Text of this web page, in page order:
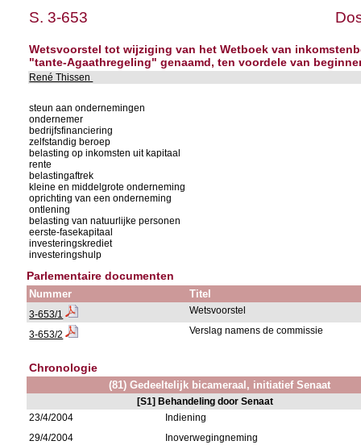
S. 3-653
Wetsvoorstel tot wijziging van het Wetboek van
"tante-Agaathregeling" genaamd, ten voordele van
René Thissen
steun aan ondernemingen
ondernemer
bedrijfsfinanciering
zelfstandig beroep
belasting op inkomsten uit kapitaal
rente
belastingaftrek
kleine en middelgrote onderneming
oprichting van een onderneming
ontlening
belasting van natuurlijke personen
eerste-fasekapitaal
investeringskrediet
investeringshulp
Parlementaire documenten
Nummer Titel
3-653/1 Wetsvoorstel
3-653/2 Verslag namens de commissie
Chronologie
(81) Gedeeltelijk bicameraal, initiatief Senaat
[S1] Behandeling door Senaat
23/4/2004
Indiening
29/4/2004
Inoverwegingneming